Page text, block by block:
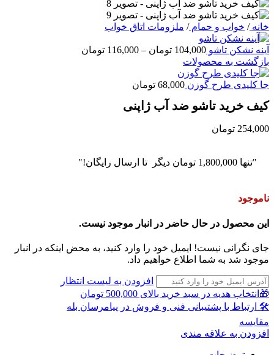
خانه/ خواب و حمام/ ملزومات اتاق خواب
آینه نشکن تاشو 104,000 تومان –
116,000 تومان
بازگشت به محصولات
جا کلیدی طرح گوزن 68,000 تومان
کیف خرید تاشو ضد آب ژاپنی
254,000 تومان
"تنها 1,800,000 تومان دیگر تا ارسال رایگان!"
ناموجود
این محصول در حال حاضر در انبار موجود نیست.
جای نگرانی نیست! ایمیل خود را وارد کنید، به محض اینکه در انبار
موجود شد به شما اطلاع خواهیم داد.
افزودن به لیست انتظار
🎁انتخاب هدیه در سبد خرید بالای 500,000 تومان
🛠 ارتباط با پشتیبانی فنی و فروش در پیامرسان بله
مقايسه
افزودن به علاقه مندی